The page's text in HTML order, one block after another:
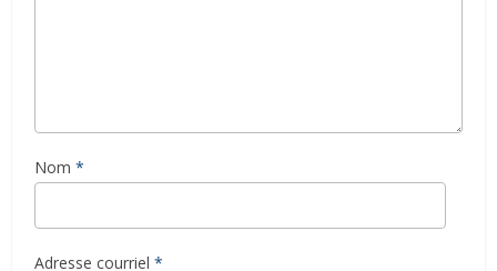
Nom *
Adresse courriel *